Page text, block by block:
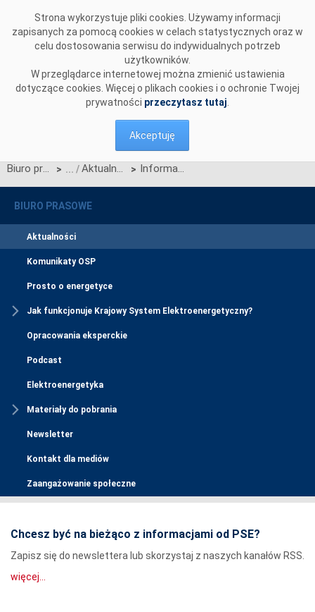
Strona wykorzystuje pliki cookies. Używamy informacji
zapisanych za pomocą cookies w celach statystycznych oraz w
celu dostosowania serwisu do indywidualnych potrzeb
użytkowników.
W przeglądarce internetowej można zmienić ustawienia
dotyczące cookies. Więcej o plikach cookies i o ochronie Twojej
prywatności przeczytasz tutaj
Akceptuję
Biuro prasowe > Aktualności > Informacja OSP na temat decyzji URE ws. zmiany ram wdrażania dla europejskiej platformy wymiany energii bilansującej z rezerw zastępczych
BIURO PRASOWE
Aktualności
Komunikaty OSP
Prosto o energetyce
Jak funkcjonuje Krajowy System Elektroenergetyczny?
Opracowania eksperckie
Podcast
Elektroenergetyka
Materiały do pobrania
Newsletter
Kontakt dla mediów
Zaangażowanie społeczne
Chcesz być na bieżąco z informacjami od PSE?
Zapisz się do newslettera lub skorzystaj z naszych kanałów RSS.
więcej...